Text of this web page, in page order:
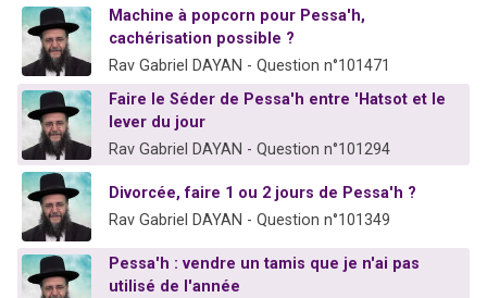
30 personnes viennent de faire un don pour Sauvez la jambe de Yohan
Il reste 49 places pour étudier en groupe sur Zoom
12 nouvelles musiques dans Torah-Box Music
Machine à popcorn pour Pessa'h,
cachérisation possible ?
Rav Gabriel DAYAN - Question n°101471
Faire le Séder de Pessa'h entre 'Hatsot et le
lever du jour
Rav Gabriel DAYAN - Question n°101294
Divorcée, faire 1 ou 2 jours de Pessa'h ?
Rav Gabriel DAYAN - Question n°101349
Pessa'h : vendre un tamis que je n'ai pas
utilisé de l'année